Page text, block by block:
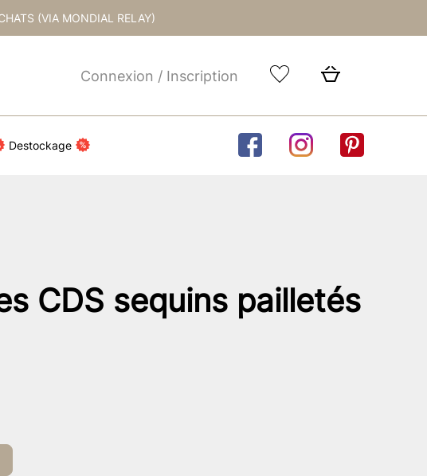
(VIA MONDIAL RELAY)
Connexion / Inscription
Destockage
CDS sequins pailletés